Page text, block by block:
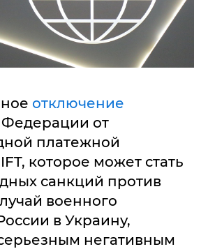
отключение
Федерации от
платежной
которое может стать
санкций против
военного
в Украину,
негативным